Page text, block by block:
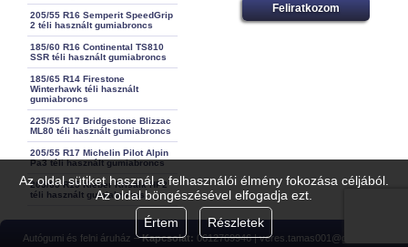
Az oldal sütiket használ a felhasználói élmény fokozása céljából.
Az oldal böngészésével elfogadja ezt.
Értem
Részletek
205/55 R16 Semperit SpeedGrip
2 téli használt gumiabroncs
185/60 R16 Continental TS810
SSR téli használt gumiabroncs
185/65 R14 Firestone
Winterhawk téli használt
gumiabroncs
225/55 R17 Bridgestone Blizzac
ML80 téli használt gumiabroncs
205/55 R17 Michelin Pilot Alpin
Pa3 téli használt gumiabroncs
205/65 R15 Kleber Krisalk HP2
téli használt gumiabroncs
Feliratkozom
Autógumi és felni áruház –Kapcsolat: 0612769946 | veres.tamas001@gmail.com